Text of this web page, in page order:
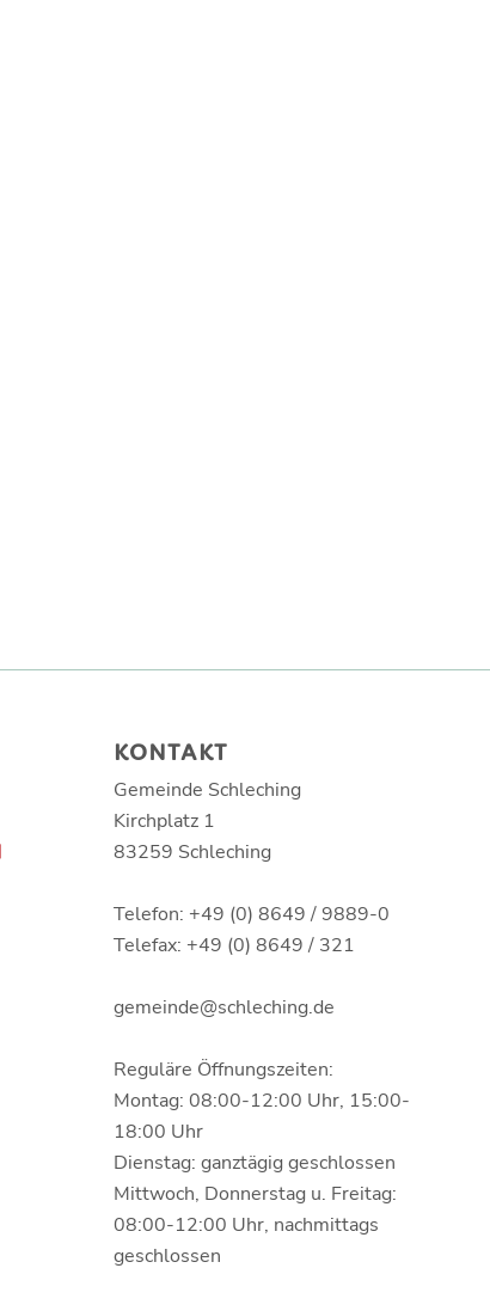
KONTAKT
Gemeinde Schleching
Kirchplatz 1
83259 Schleching
Telefon: +49 (0) 8649 / 9889-0
Telefax: +49 (0) 8649 / 321
gemeinde@schleching.de
Reguläre Öffnungszeiten:
Montag: 08:00-12:00 Uhr, 15:00-
18:00 Uhr
Dienstag: ganztägig geschlossen
Mittwoch, Donnerstag u. Freitag:
08:00-12:00 Uhr, nachmittags
geschlossen